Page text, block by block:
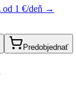
od 1 €/deň →
Predobjednať